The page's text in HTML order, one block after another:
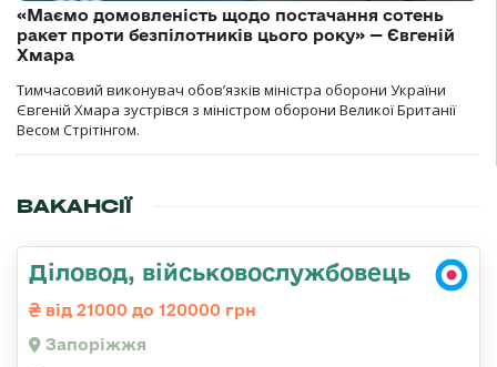
«Маємо домовленість щодо постачання сотень
ракет проти безпілотників цього року» — Євгеній
Хмара
Тимчасовий виконувач обов’язків міністра оборони України
Євгеній Хмара зустрівся з міністром оборони Великої Британії
Весом Стрітінгом.
ВАКАНСІЇ
Діловод, військовослужбовець
від 21000 до 120000 грн
Запоріжжя